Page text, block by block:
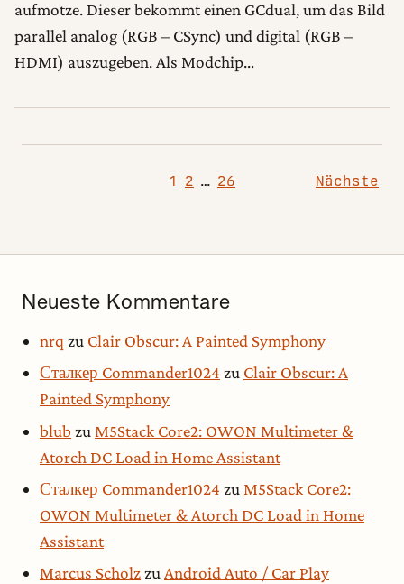
aufmotze. Dieser bekommt einen GCdual, um das Bild
parallel analog (RGB – CSync) und digital (RGB –
HDMI) auszugeben. Als Modchip…
Seitennummerierung der Beiträge
1 2 … 26 Nächste
Neueste Kommentare
nrq zu Clair Obscur: A Painted Symphony
Сталкер Commander1024 zu Clair Obscur: A
Painted Symphony
blub zu M5Stack Core2: OWON Multimeter &
Atorch DC Load in Home Assistant
Сталкер Commander1024 zu M5Stack Core2:
OWON Multimeter & Atorch DC Load in Home
Assistant
Marcus ScholzzuAndroid Auto / Car Play